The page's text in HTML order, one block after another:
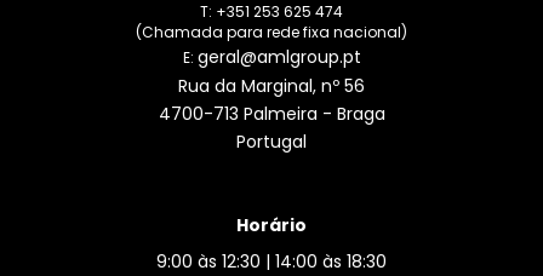
T: +351 253 625 474
(Chamada para rede fixa nacional)
E: geral@amlgroup.pt
Rua da Marginal, nº 56
4700-713 Palmeira - Braga
Portugal
Horário
9:00 às 12:30 | 14:00 às 18:30